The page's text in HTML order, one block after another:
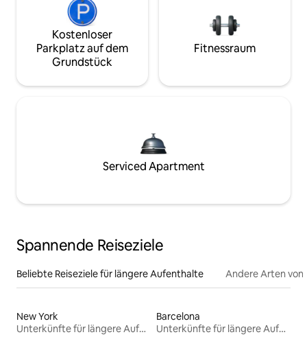
Kostenloser
Parkplatz auf dem
Grundstück
Fitnessraum
Serviced Apartment
Spannende Reiseziele
Beliebte Reiseziele für längere Aufenthalte Andere Arten
New York
Unterkünfte für längere Aufenthalte
Barcelona
Unterkünfte für längere Aufenthalte